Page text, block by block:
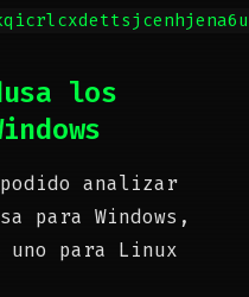
los
analizar
para Windows,
para Linux